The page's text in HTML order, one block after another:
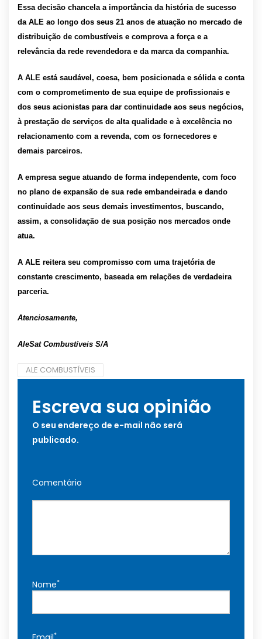
Essa decisão chancela a importância da história de sucesso
da ALE ao longo dos seus 21 anos de atuação no mercado de
distribuição de combustíveis e comprova a força e a
relevância da rede revendedora e da marca da companhia.
A ALE está saudável, coesa, bem posicionada e sólida e conta
com o comprometimento de sua equipe de profissionais e
dos seus acionistas para dar continuidade aos seus negócios,
à prestação de serviços de alta qualidade e à excelência no
relacionamento com a revenda, com os fornecedores e
demais parceiros.
A empresa segue atuando de forma independente, com foco
no plano de expansão de sua rede embandeirada e dando
continuidade aos seus demais investimentos, buscando,
assim, a consolidação de sua posição nos mercados onde
atua.
A ALE reitera seu compromisso com uma trajetória de
constante crescimento, baseada em relações de verdadeira
parceria.
Atenciosamente,
AleSat Combustíveis S/A
ALE COMBUSTÍVEIS
Escreva sua opinião
O seu endereço de e-mail não será
publicado.
Comentário
Nome*
*